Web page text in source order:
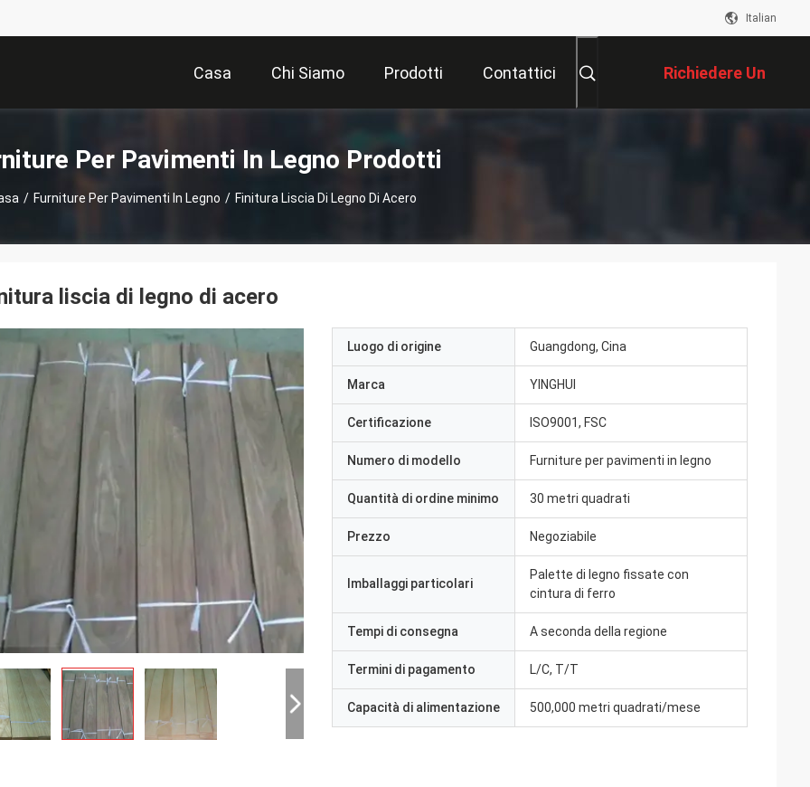
Italian
Casa Chi Siamo Prodotti Contattici Richiedere Un
Preventivo
Per Pavimenti In Legno Prodotti
/ Furniture Per Pavimenti In Legno / Finitura Liscia Di Legno Di Acero
liscia di legno di acero
Luogo di origine Guangdong, Cina
Marca YINGHUI
Certificazione ISO9001, FSC
Numero di modello Furniture per pavimenti in legno
Quantità di ordine minimo 30 metri quadrati
Prezzo Negoziabile
Imballaggi particolari
Palette di legno fissate con
cintura di ferro
Tempi di consegna A seconda della regione
Termini di pagamento L/C, T/T
Capacità di alimentazione 500,000 metri quadrati/mese